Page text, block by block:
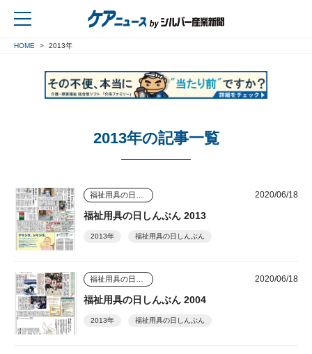
HOME 2013年
2013年の記事一覧
2020/06/18
福祉用具の日しんぶん 2013
2013年 福祉用具の日しんぶん
2020/06/18
福祉用具の日しんぶん 2004
2013年 福祉用具の日しんぶん